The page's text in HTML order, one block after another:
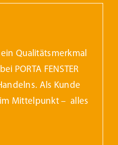
Qualitätsmerkmal
PORTA FENSTER
Als Kunde
Mittelpunkt – alles